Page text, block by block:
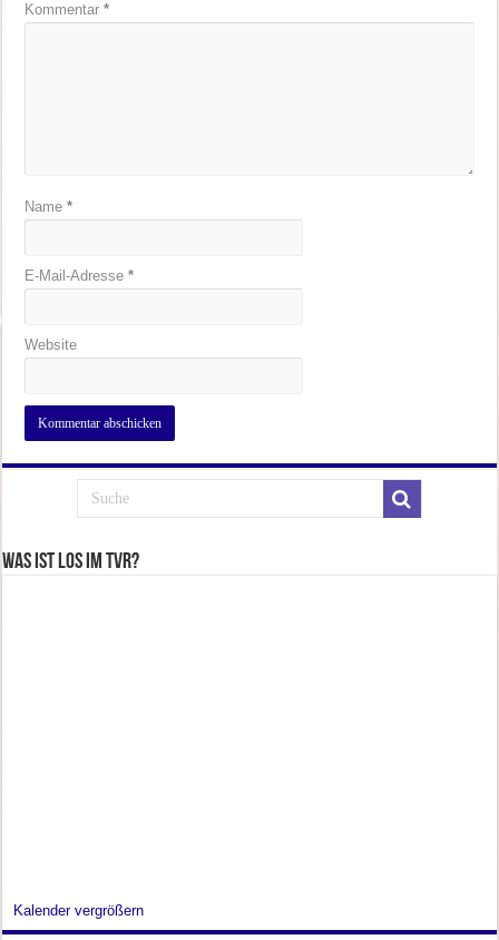
Kommentar*
Name*
E-Mail-Adresse*
Website
Was ist los im TVR?
Kalender vergrößern